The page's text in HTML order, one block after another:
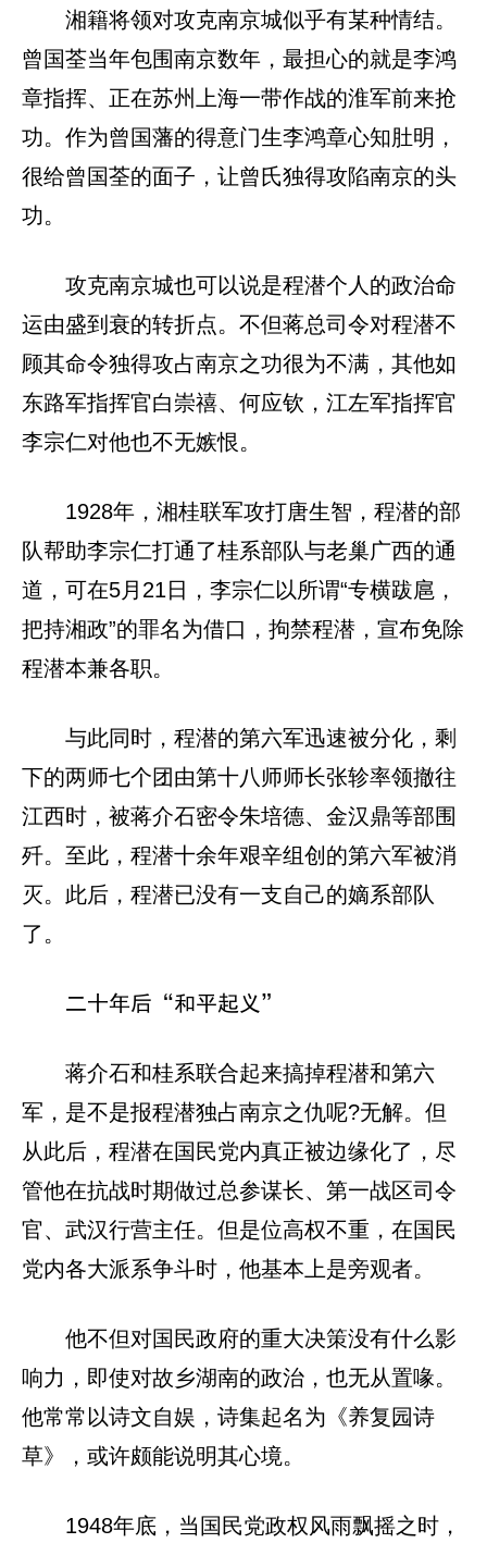
湘籍将领对攻克南京城似乎有某种情结。
曾国荃当年包围南京数年，最担心的就是李鸿
章指挥、正在苏州上海一带作战的淮军前来抢
功。作为曾国藩的得意门生李鸿章心知肚明，
很给曾国荃的面子，让曾氏独得攻陷南京的头
功。
攻克南京城也可以说是程潜个人的政治命
运由盛到衰的转折点。不但蒋总司令对程潜不
顾其命令独得攻占南京之功很为不满，其他如
东路军指挥官白崇禧、何应钦，江左军指挥官
李宗仁对他也不无嫉恨。
1928年，湘桂联军攻打唐生智，程潜的部
队帮助李宗仁打通了桂系部队与老巢广西的通
道，可在5月21日，李宗仁以所谓“专横跋扈，
把持湘政”的罪名为借口，拘禁程潜，宣布免除
程潜本兼各职。
与此同时，程潜的第六军迅速被分化，剩
下的两师七个团由第十八师师长张轸率领撤往
江西时，被蒋介石密令朱培德、金汉鼎等部围
歼。至此，程潜十余年艰辛组创的第六军被消
灭。此后，程潜已没有一支自己的嫡系部队
了。
二十年后“和平起义”
蒋介石和桂系联合起来搞掉程潜和第六
军，是不是报程潜独占南京之仇呢?无解。但
从此后，程潜在国民党内真正被边缘化了，尽
管他在抗战时期做过总参谋长、第一战区司令
官、武汉行营主任。但是位高权不重，在国民
党内各大派系争斗时，他基本上是旁观者。
他不但对国民政府的重大决策没有什么影
响力，即使对故乡湖南的政治，也无从置喙。
他常常以诗文自娱，诗集起名为《养复园诗
草》，或许颇能说明其心境。
1948年底，当国民党政权风雨飘摇之时，